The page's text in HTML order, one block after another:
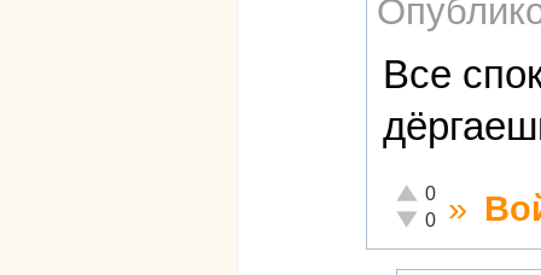
Все
Отлично!
0
Неадекватно!
0 »